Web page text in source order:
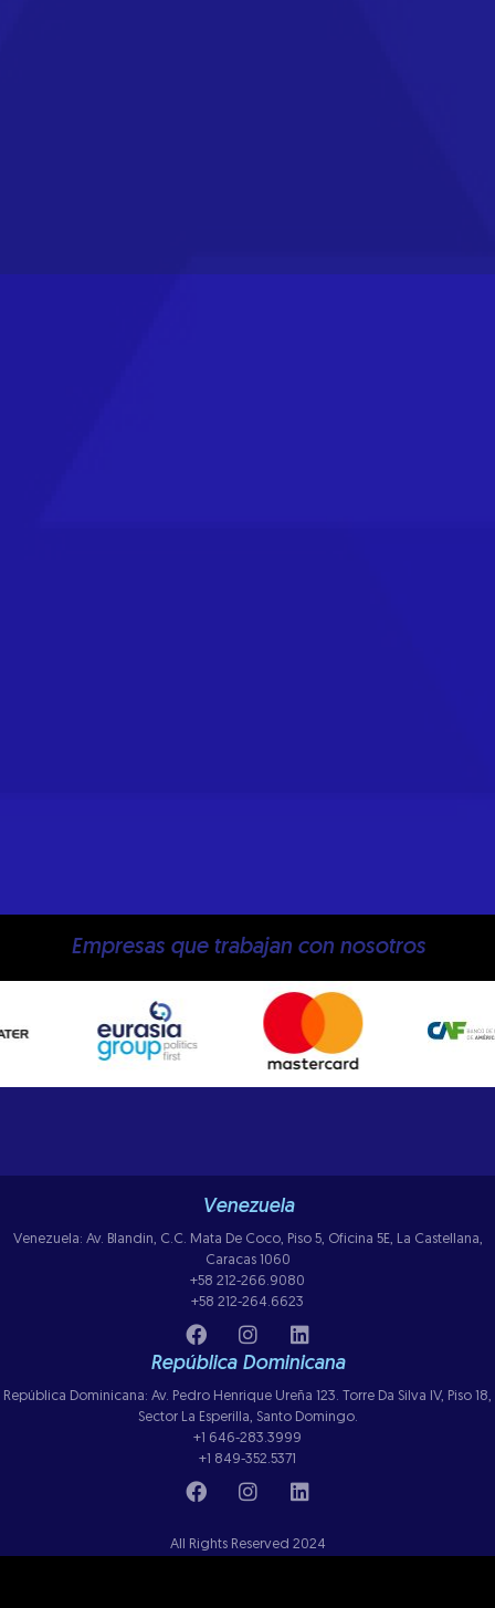
Empresas que trabajan con nosotros
Venezuela
Venezuela: Av. Blandin, C.C. Mata De Coco, Piso 5, Oficina 5E, La Castellana,
Caracas 1060
+58 212-266.9080
+58 212-264.6623
República Dominicana
República Dominicana: Av. Pedro Henrique Ureña 123. Torre Da Silva IV, Piso 18,
Sector La Esperilla, Santo Domingo.
+1 646-283.3999
+1 849-352.5371
All Rights Reserved 2024